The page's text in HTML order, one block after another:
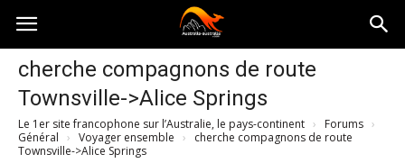
Australia-
australie.com
cherche compagnons de route
Townsville->Alice Springs
Le 1er site francophone sur l’Australie, le pays-continent › Forums ›
Général › Voyager ensemble ›
cherche compagnons de route
Townsville->Alice Springs